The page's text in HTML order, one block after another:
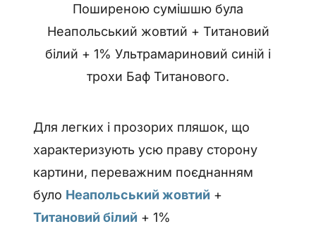
Поширеною сумішшю була
Неапольський жовтий + Титановий
білий + 1% Ультрамариновий синій і
трохи Баф Титанового.
Для легких і прозорих пляшок, що
характеризують усю праву сторону
картини, переважним поєднанням
було Неапольський жовтий +
Титановий білий + 1%